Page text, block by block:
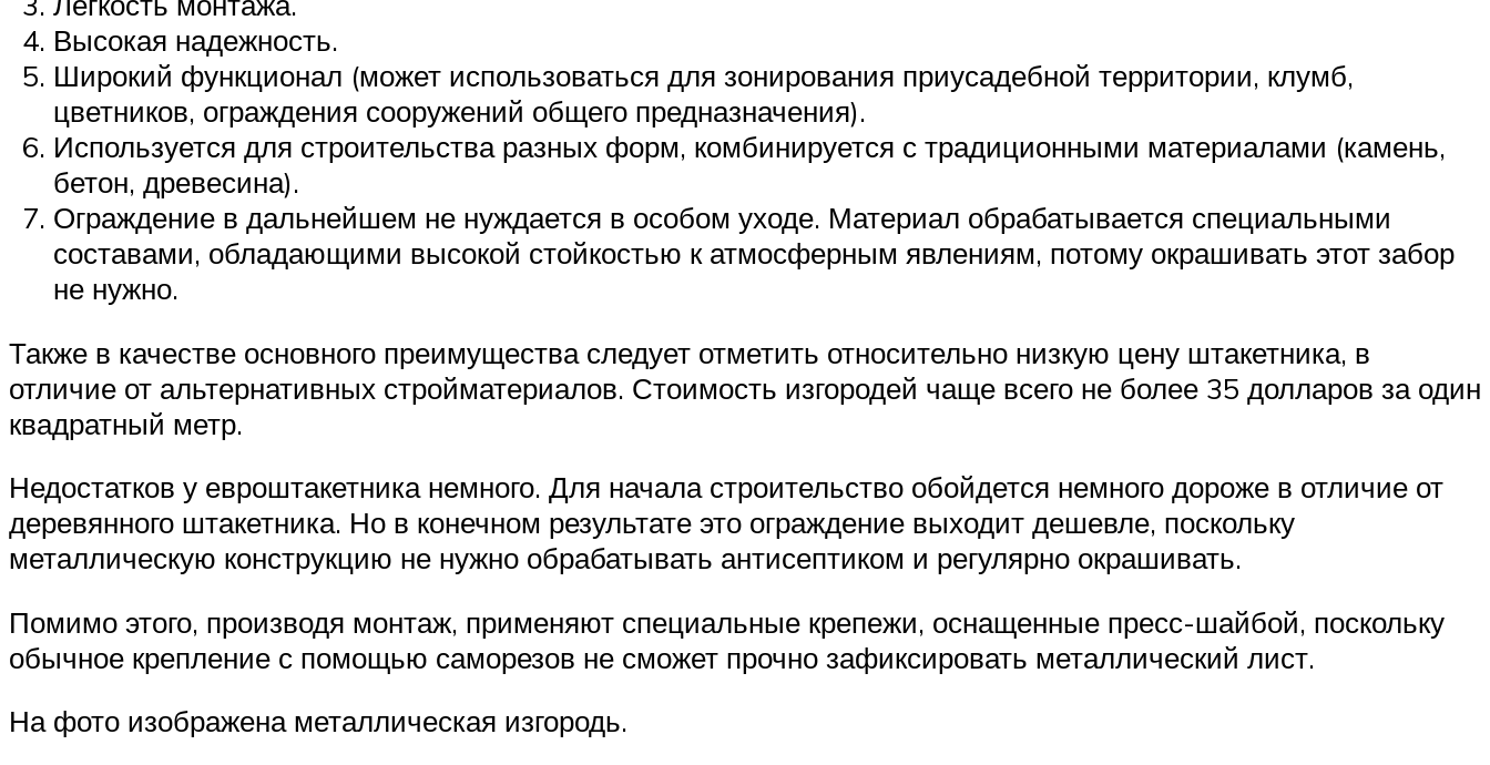
Высокая надежность.
Широкий функционал (может использоваться для зонирования приусадебной территории, клумб,
цветников, ограждения сооружений общего предназначения).
Используется для строительства разных форм, комбинируется с традиционными материалами (камень,
бетон, древесина).
Ограждение в дальнейшем не нуждается в особом уходе. Материал обрабатывается специальными
составами, обладающими высокой стойкостью к атмосферным явлениям, потому окрашивать этот забор
не нужно.
Также в качестве основного преимущества следует отметить относительно низкую цену штакетника, в
отличие от альтернативных стройматериалов. Стоимость изгородей чаще всего не более 35 долларов за один
квадратный метр.
Недостатков у евроштакетника немного. Для начала строительство обойдется немного дороже в отличие от
деревянного штакетника. Но в конечном результате это ограждение выходит дешевле, поскольку
металлическую конструкцию не нужно обрабатывать антисептиком и регулярно окрашивать.
Помимо этого, производя монтаж, применяют специальные крепежи, оснащенные пресс-шайбой, поскольку
обычное крепление с помощью саморезов не сможет прочно зафиксировать металлический лист.
На фото изображена металлическая изгородь.